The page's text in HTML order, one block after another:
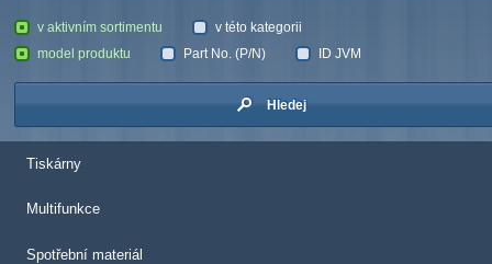
v aktivním sortimentu
v této kategorii
model produktu
Part No. (P/N) ID JVM
Hledej
Tiskárny
Multifunkce
Spotřební materiál